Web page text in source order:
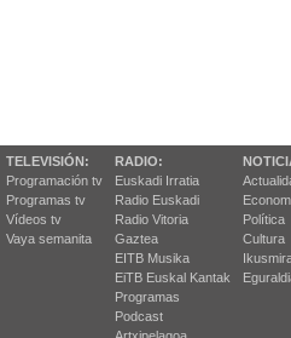
TELEVISIÓN:
Programación tv
Programas tv
Vídeos tv
Vaya semanita
RADIO:
Euskadi Irratia
Radio Euskadi
Radio Vitoria
Gaztea
EITB Musika
EiTB Euskal Kantak
Programas
Podcast
Política
Cultura